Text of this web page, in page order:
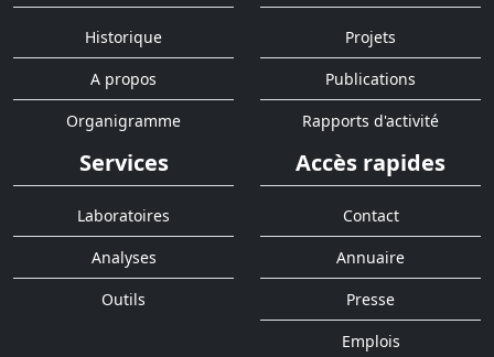
Historique
A propos
Organigramme
Projets
Publications
Rapports d'activité
Services
Laboratoires
Analyses
Outils
Accès rapides
Contact
Annuaire
Presse
Emplois